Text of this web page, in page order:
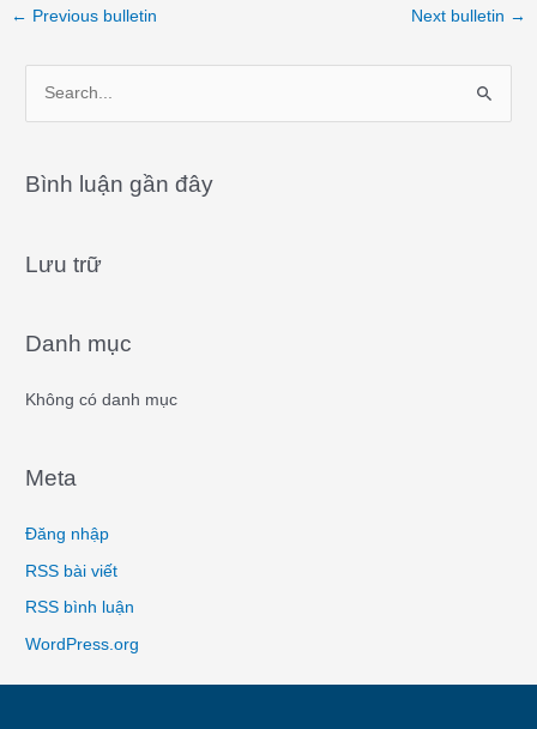
← Previous bulletin Next bulletin →
r
h
:
Bình luận gần đây
Lưu trữ
Danh mục
Không có danh mục
Meta
Đăng nhập
RSS bài viết
RSS bình luận
WordPress.org